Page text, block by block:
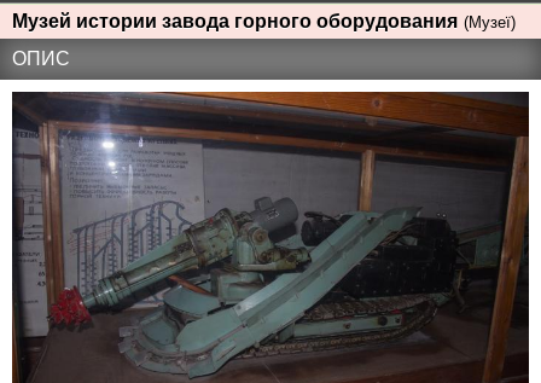
Музей истории завода горного оборудования (Музеї)
ОПИС